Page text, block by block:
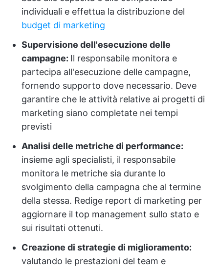
individuali e effettua la distribuzione del
budget di marketing
Supervisione dell'esecuzione delle
campagne: Il responsabile monitora e
partecipa all'esecuzione delle campagne,
fornendo supporto dove necessario. Deve
garantire che le attività relative ai progetti di
marketing siano completate nei tempi
previsti
Analisi delle metriche di performance:
insieme agli specialisti, il responsabile
monitora le metriche sia durante lo
svolgimento della campagna che al termine
della stessa. Redige report di marketing per
aggiornare il top management sullo stato e
sui risultati ottenuti.
Creazione di strategie di miglioramento:
valutando le prestazioni del team e